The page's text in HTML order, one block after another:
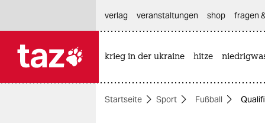
themen
verlag
veranstaltungen shop fragen
krieg in der ukraine hitze
Startseite Sport Fußball